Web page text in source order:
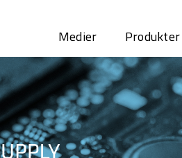
Medier Produkter